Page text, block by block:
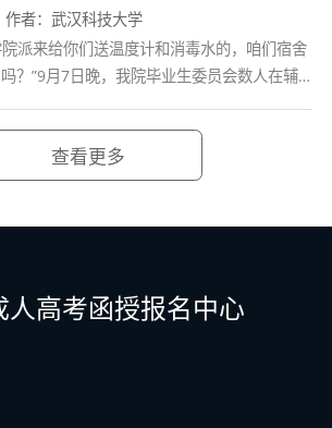
作者：武汉科技大学
派来给你们送温度计和消毒水的，咱们宿舍
？”9月7日晚，我院毕业生委员会数人在辅
查看更多
人高考函授报名中心